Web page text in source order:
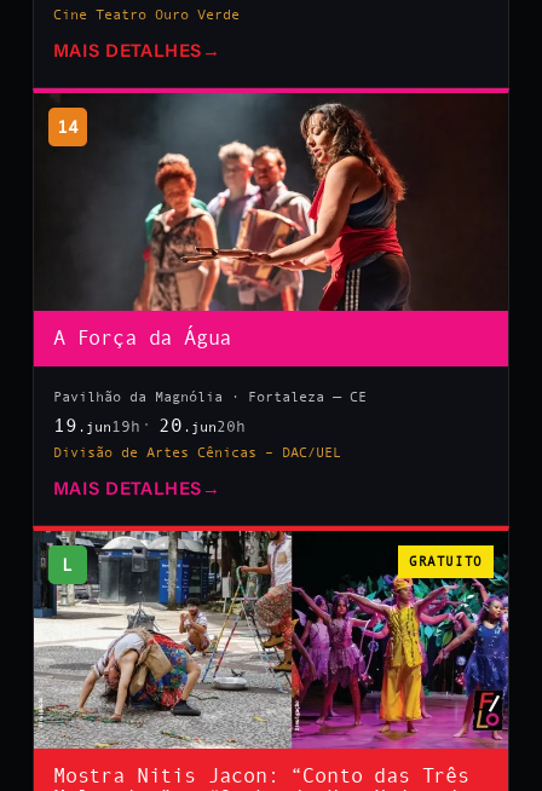
Cine Teatro Ouro Verde
MAIS DETALHES →
14
A Força da Água
Pavilhão da Magnólia · Fortaleza — CE
19 .jun 19h 20 .jun20h
Divisão de Artes Cênicas – DAC/UEL
MAIS DETALHES →
L GRATUITO
Mostra Nitis Jacon: “Conto das Três